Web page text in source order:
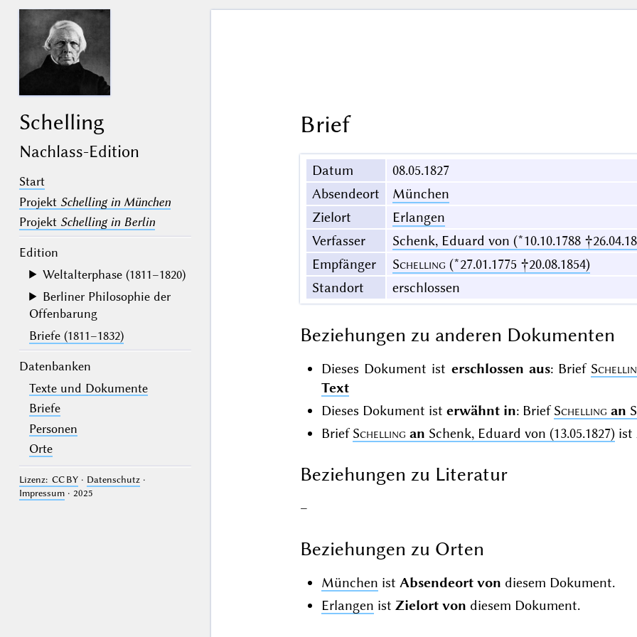
Schelling
Nachlass-Edition
Start
Projekt Schelling in München
Projekt Schelling in Berlin
Edition
Weltalterphase (1811–1820)
Berliner Philosophie der
Offenbarung
Briefe (1811–1832)
Datenbanken
Texte und Dokumente
Briefe
Personen
Orte
Lizenz: CC BY· Datenschutz·
Impressum· 2025
Brief
Datum
08.05.1827
Absendeort
München
Zielort
Erlangen
Verfasser
Schenk, Eduard von (*10.10.1788
Empfänger
Schelling (*27.01.1775 †20.08.1854)
Standort
erschlossen
Beziehungen zu anderen Dokumenten
Dieses Dokument ist erschlossen aus: Brief
Text
Dieses Dokument ist erwähnt in: BriefSchelling an
BriefSchelling an Schenk, Eduard von (13.05.1827)ist
Beziehungen zu Literatur
–
Beziehungen zu Orten
München ist Absendeort von diesem Dokument.
Erlangen ist Zielort von diesem Dokument.